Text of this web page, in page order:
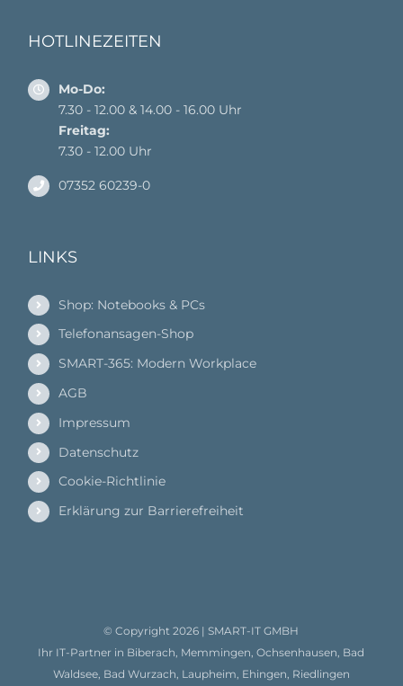
HOTLINEZEITEN
Mo-Do:
7.30 - 12.00 & 14.00 - 16.00 Uhr
Freitag:
7.30 - 12.00 Uhr
07352 60239-0
LINKS
Shop: Notebooks & PCs
Telefonansagen-Shop
SMART-365: Modern Workplace
AGB
Impressum
Datenschutz
Cookie-Richtlinie
Erklärung zur Barrierefreiheit
© Copyright2026 |SMART-IT GMBH
Ihr IT-Partner in Biberach, Memmingen, Ochsenhausen, Bad
Waldsee, Bad Wurzach, Laupheim, Ehingen, Riedlingen